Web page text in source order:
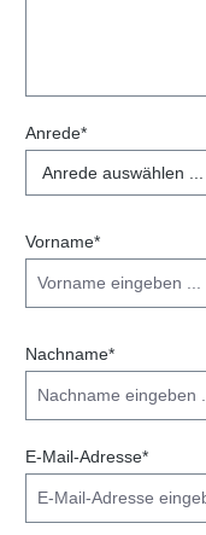
Anrede*
Vorname*
Nachname*
E-Mail-Adresse*